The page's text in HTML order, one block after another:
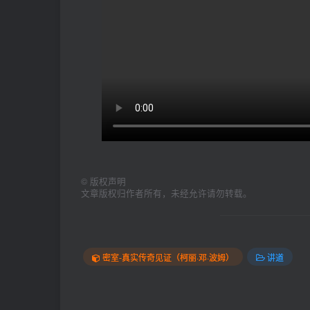
© 版权声明
文章版权归作者所有，未经允许请勿转载。
密室-真实传奇见证（柯丽·邓·波姆） 讲道